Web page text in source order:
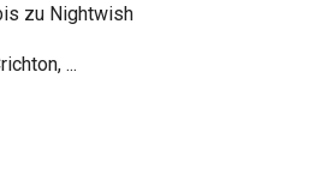
zu Nightwish
...